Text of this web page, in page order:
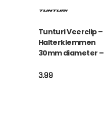
Tunturi Veerclip –
Halterklemmen
30mm diameter –
3.99